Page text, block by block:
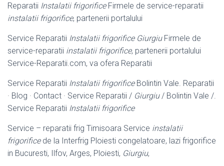
Reparatii Instalatii frigorificeFirmele de service-reparatii
instalatii frigorifice, partenerii portalului
Service Reparatii Instalatii frigorifice GiurgiuFirmele de
service-reparatii instalatii frigorifice, partenerii portalului
Service-Reparatii.com, va ofera Reparatii
Service Reparatii Instalatii frigorificeBolintin Vale. Reparatii
· Blog · Contact · Service Reparatii / Giurgiu/ Bolintin Vale /.
Service Reparatii Instalatii frigorifice
Service – reparatii frig Timisoara Service instalatii
frigorificede la Interfrig Ploiesti congelatoare, lazi frigorifice
in Bucuresti, Ilfov, Arges, Ploiesti, Giurgiu,